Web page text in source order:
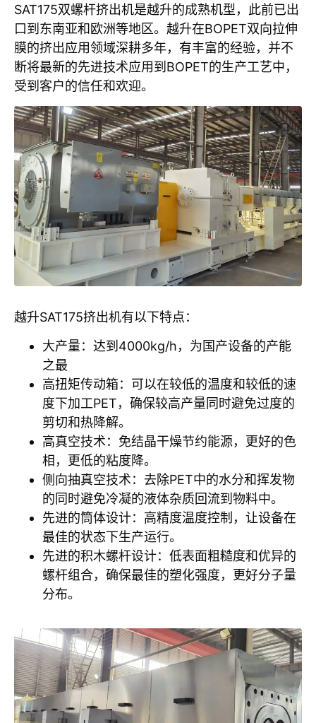
SAT175双螺杆挤出机是越升的成熟机型，此前已出
口到东南亚和欧洲等地区。越升在BOPET双向拉伸
膜的挤出应用领域深耕多年，有丰富的经验，并不
断将最新的先进技术应用到BOPET的生产工艺中，
受到客户的信任和欢迎。
越升SAT175挤出机有以下特点：
大产量：达到4000kg/h，为国产设备的产能
之最
高扭矩传动箱：可以在较低的温度和较低的速
度下加工PET，确保较高产量同时避免过度的
剪切和热降解。
高真空技术：免结晶干燥节约能源，更好的色
相，更低的粘度降。
侧向抽真空技术：去除PET中的水分和挥发物
的同时避免冷凝的液体杂质回流到物料中。
先进的筒体设计：高精度温度控制，让设备在
最佳的状态下生产运行。
先进的积木螺杆设计：低表面粗糙度和优异的
螺杆组合，确保最佳的塑化强度，更好分子量
分布。